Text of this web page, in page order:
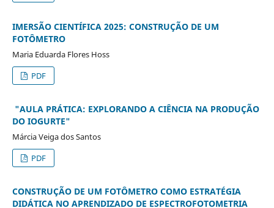
IMERSÃO CIENTÍFICA 2025: CONSTRUÇÃO DE UM
FOTÔMETRO
Maria Eduarda Flores Hoss
PDF
"AULA PRÁTICA: EXPLORANDO A CIÊNCIA NA PRODUÇÃO
DO IOGURTE"
Márcia Veiga dos Santos
PDF
CONSTRUÇÃO DE UM FOTÔMETRO COMO ESTRATÉGIA
DIDÁTICA NO APRENDIZADO DE ESPECTROFOTOMETRIA